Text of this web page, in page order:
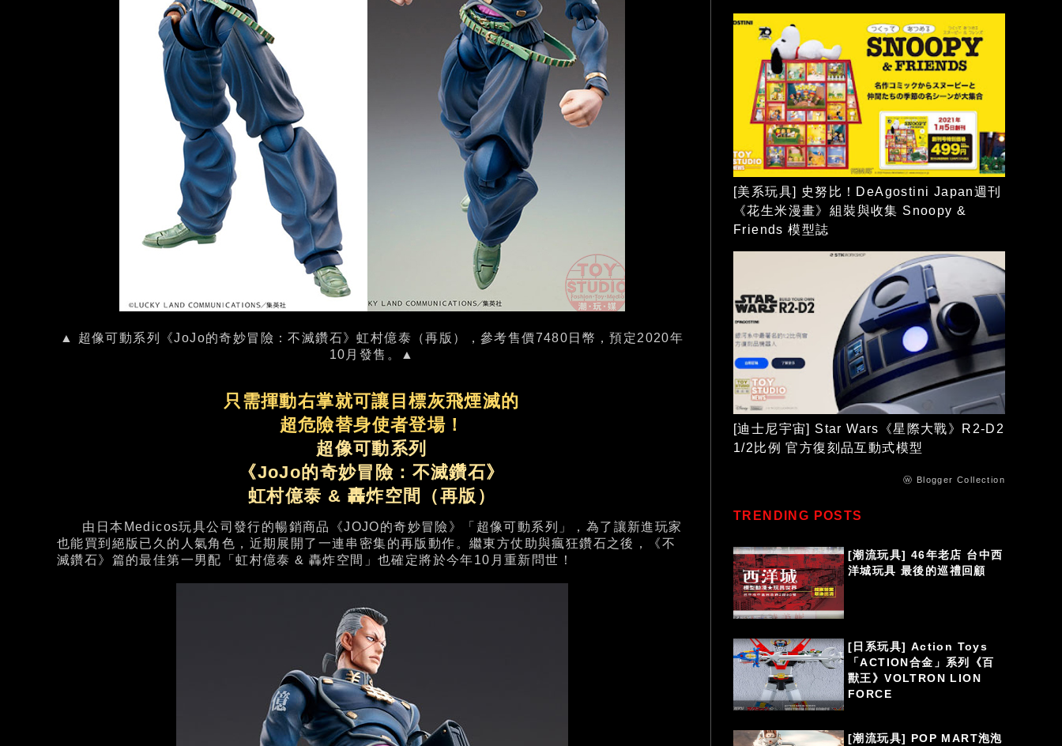
▲ 超像可動系列《JoJo的奇妙冒險：不滅鑽石》虹村億泰（再版），參考售價7480日幣，預定2020年
10月發售。▲
只需揮動右掌就可讓目標灰飛煙滅的
超危險替身使者登場！
超像可動系列
《JoJo的奇妙冒險：不滅鑽石》
虹村億泰 & 轟炸空間（再版）
由日本Medicos玩具公司發行的暢銷商品《JOJO的奇妙冒險》「超像可動系列」，為了讓新進玩家
也能買到絕版已久的人氣角色，近期展開了一連串密集的再版動作。繼東方仗助與瘋狂鑽石之後，《不
滅鑽石》篇的最佳第一男配「虹村億泰 & 轟炸空間」也確定將於今年10月重新問世！
[美系玩具] 史努比！DeAgostini Japan週刊
《花生米漫畫》組裝與收集 Snoopy &
Friends 模型誌
[迪士尼宇宙] Star Wars《星際大戰》R2-D2
1/2比例 官方復刻品互動式模型
ⓦ Blogger Collection
TRENDING POSTS
[潮流玩具] 46年老店 台中西
洋城玩具 最後的巡禮回顧
[日系玩具] Action Toys
「ACTION合金」系列《百
獸王》VOLTRON LION
FORCE
[潮流玩具] POP MART泡泡